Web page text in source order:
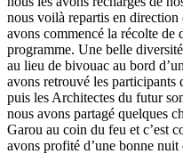
nous voilà repartis en
avons commencé la récolte de
programme. Une belle
au lieu de bivouac au bord
avons retrouvé les
puis les Architectes du futur
nous avons partagé quelques
Garou au coin du feu et c’est
avons profité d’une bonne